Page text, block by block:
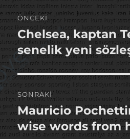
Yazı
gezinmesi
ÖNCEKI
Önceki
yazı:
Chelsea, kaptan
senelik yeni
SONRAKI
Sonraki
yazı:
Mauricio
wise words from